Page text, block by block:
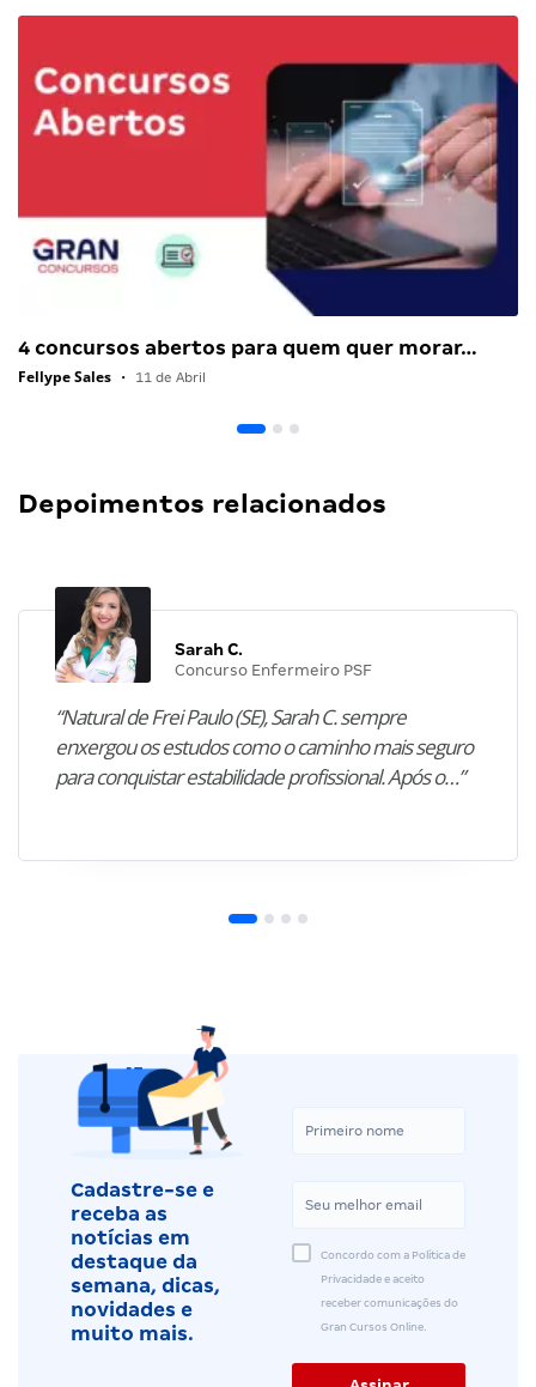
4 concursos abertos para quem quer morar…
Fellype Sales • 11 de Abril
Depoimentos relacionados
Sarah C.
Concurso Enfermeiro PSF
“Natural de Frei Paulo (SE), Sarah C. sempre
enxergou os estudos como o caminho mais seguro
para conquistar estabilidade profissional. Após o…”
Cadastre-se e
receba as
notícias em
destaque da
semana, dicas,
novidades e
muito mais.
Concordo com a Política de
Privacidade e aceito
receber comunicações do
Gran Cursos Online.